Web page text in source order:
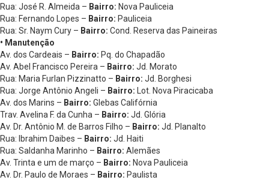
Rua: José R. Almeida – Bairro: Nova Pauliceia
Rua: Fernando Lopes – Bairro: Pauliceia
Rua: Sr. Naym Cury – Bairro: Cond. Reserva das Paineiras
• Manutenção
Av. dos Cardeais – Bairro: Pq. do Chapadão
Av. Abel Francisco Pereira – Bairro: Jd. Morato
Rua: Maria Furlan Pizzinatto – Bairro: Jd. Borghesi
Rua: Jorge Antônio Angeli – Bairro: Lot. Nova Piracicaba
Av. dos Marins – Bairro: Glebas Califórnia
Trav. Avelina F. da Cunha – Bairro: Jd. Glória
Av. Dr. Antônio M. de Barros Filho – Bairro: Jd. Planalto
Rua: Ibrahim Daibes – Bairro: Jd. Haiti
Rua: Saldanha Marinho – Bairro: Alemães
Av. Trinta e um de março – Bairro: Nova Pauliceia
Av. Dr. Paulo de Moraes – Bairro: Paulista